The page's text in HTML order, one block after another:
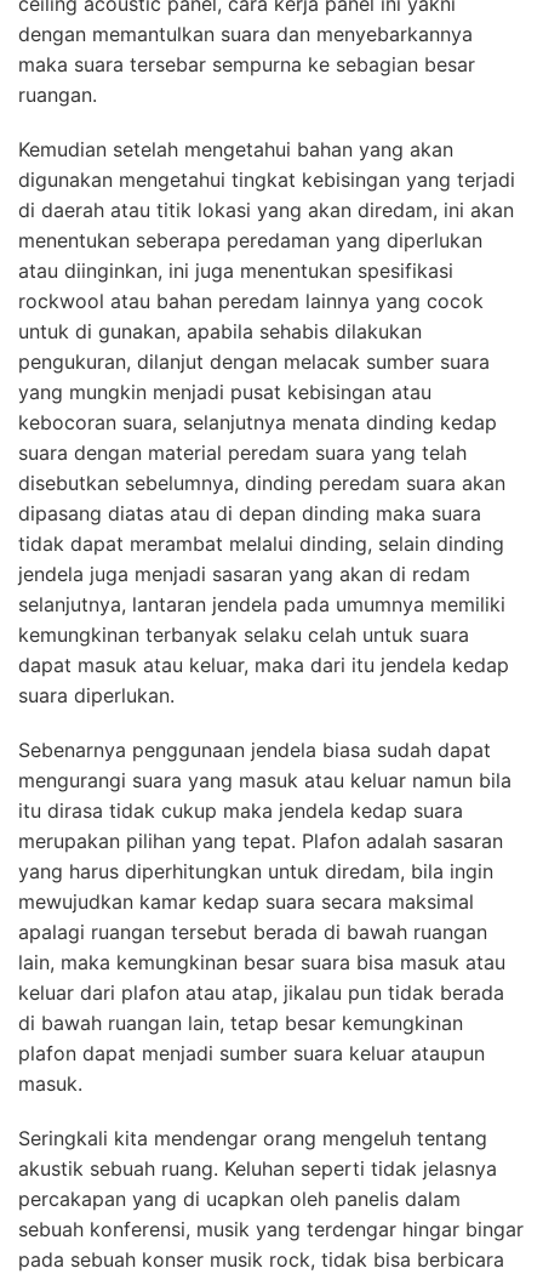
dengan memantulkan suara dan menyebarkannya
maka suara tersebar sempurna ke sebagian besar
ruangan.
Kemudian setelah mengetahui bahan yang akan
digunakan mengetahui tingkat kebisingan yang terjadi
di daerah atau titik lokasi yang akan diredam, ini akan
menentukan seberapa peredaman yang diperlukan
atau diinginkan, ini juga menentukan spesifikasi
rockwool atau bahan peredam lainnya yang cocok
untuk di gunakan, apabila sehabis dilakukan
pengukuran, dilanjut dengan melacak sumber suara
yang mungkin menjadi pusat kebisingan atau
kebocoran suara, selanjutnya menata dinding kedap
suara dengan material peredam suara yang telah
disebutkan sebelumnya, dinding peredam suara akan
dipasang diatas atau di depan dinding maka suara
tidak dapat merambat melalui dinding, selain dinding
jendela juga menjadi sasaran yang akan di redam
selanjutnya, lantaran jendela pada umumnya memiliki
kemungkinan terbanyak selaku celah untuk suara
dapat masuk atau keluar, maka dari itu jendela kedap
suara diperlukan.
Sebenarnya penggunaan jendela biasa sudah dapat
mengurangi suara yang masuk atau keluar namun bila
itu dirasa tidak cukup maka jendela kedap suara
merupakan pilihan yang tepat. Plafon adalah sasaran
yang harus diperhitungkan untuk diredam, bila ingin
mewujudkan kamar kedap suara secara maksimal
apalagi ruangan tersebut berada di bawah ruangan
lain, maka kemungkinan besar suara bisa masuk atau
keluar dari plafon atau atap, jikalau pun tidak berada
di bawah ruangan lain, tetap besar kemungkinan
plafon dapat menjadi sumber suara keluar ataupun
masuk.
Seringkali kita mendengar orang mengeluh tentang
akustik sebuah ruang. Keluhan seperti tidak jelasnya
percakapan yang di ucapkan oleh panelis dalam
sebuah konferensi, musik yang terdengar hingar bingar
pada sebuah konser musik rock, tidak bisa berbicara